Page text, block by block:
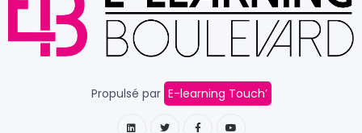
Propulsé par E-learning Touch’